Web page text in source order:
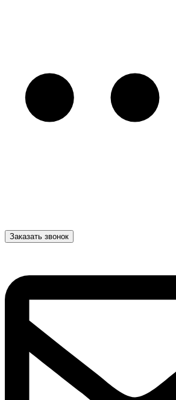
Заказать звонок